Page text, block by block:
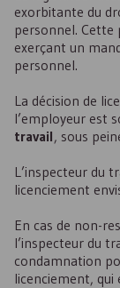
exorbitante du
personnel. Cette
exerçant un
personnel.
La décision de
l’employeur est
travail, sous
L’inspecteur du
licenciement
En cas de non-
l’inspecteur du
condamnation
licenciement,